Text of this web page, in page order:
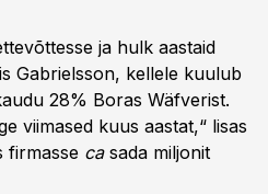
ja hulk aastaid
Gabrielsson, kellele kuulub
28% Boras Wäfverist.
viimased kuus aastat,“ lisas
firmasse casada miljonit